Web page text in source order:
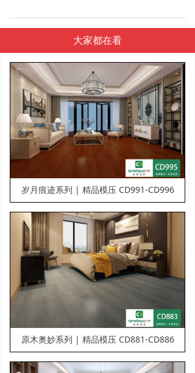
肌肤与肌理的触觉，会不会感动于这一刻的温润，有些
时光，长或者不长，不应该错过，有些印记，美或者不
美，端看心情，春都地板原木奥妙系列，精选原材，以
精堪工艺雕刻千变万化的天然纹理，注重线型的搭配和
颜色的协调，展现出大自然给予的万千风情，
粗犷的纹理，张扬着自由的灵魂。每个眼神，每个微
笑，宣告着自己的主张：生活，我的主张至上。
大家都在看
岁月痕迹系列 | 精品模压 CD991-CD996
原木奥妙系列 | 精品模压 CD881-CD886